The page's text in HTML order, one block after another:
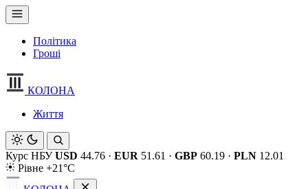
Політика
Гроші
КОЛОНА
Життя
Курс НБУ USD 44.76 · EUR 51.61 · GBP 60.19 · PLN 12.01
Рівне +21°C